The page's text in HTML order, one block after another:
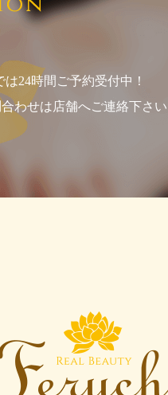
24時間ご予約受付中！
わせは店舗へご連絡下さ